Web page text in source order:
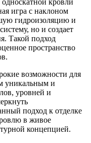
игра с наклоном
гидроизоляцию и
но и создает
Такой подход
пространство
возможности для
уникальным и
уровней и
подход к отделке
в живое
концепцией.